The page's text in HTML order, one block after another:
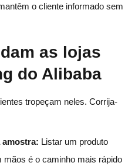
o cliente informado sem
as lojas
do Alibaba
tropeçam neles. Corrija-
amostra: Listar um produto
mãos é o caminho mais rápido